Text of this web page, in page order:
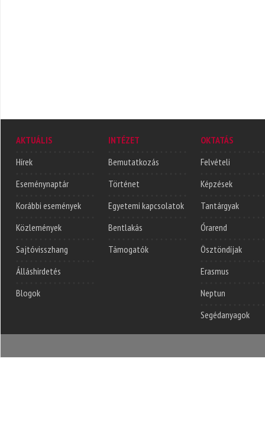
AKTUÁLIS
Hírek
Eseménynaptár
Korábbi események
Közlemények
Sajtóvisszhang
Álláshirdetés
Blogok
INTÉZET
Bemutatkozás
Történet
Egyetemi kapcsolatok
Bentlakás
Támogatók
OKTATÁS
Felvételi
Képzések
Tantárgyak
Órarend
Ösztöndíjak
Erasmus
Neptun
Segédanyagok